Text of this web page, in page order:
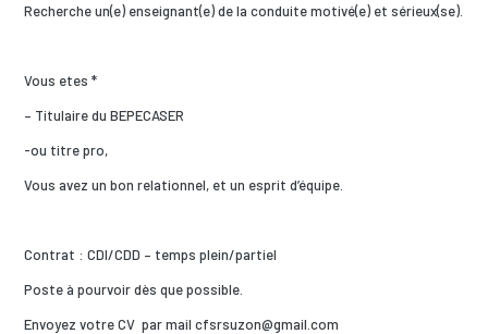
Recherche un(e) enseignant(e) de la conduite motivé(e) et sérieux(se).
Vous etes *
– Titulaire du BEPECASER
-ou titre pro,
Vous avez un bon relationnel, et un esprit d’équipe.
Contrat : CDI/CDD – temps plein/partiel
Poste à pourvoir dès que possible.
Envoyez votre CV par mail cfsrsuzon@gmail.com